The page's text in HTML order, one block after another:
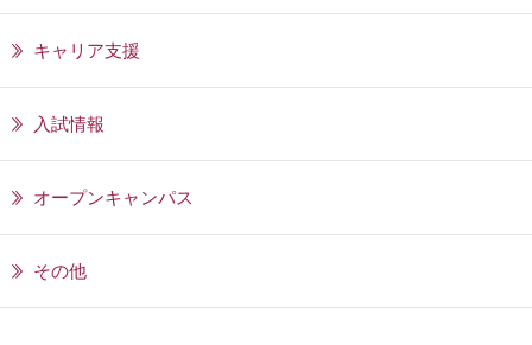
キャリア支援
入試情報
オープンキャンパス
その他